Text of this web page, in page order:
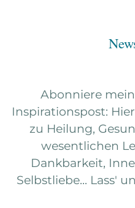
Abonniere
Inspirationspost:
zu Heilung,
wesentlichen
Dankbarkeit,
Selbstliebe... Lass'